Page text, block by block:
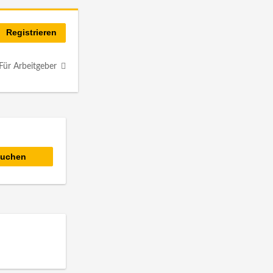
Registrieren
Für Arbeitgeber